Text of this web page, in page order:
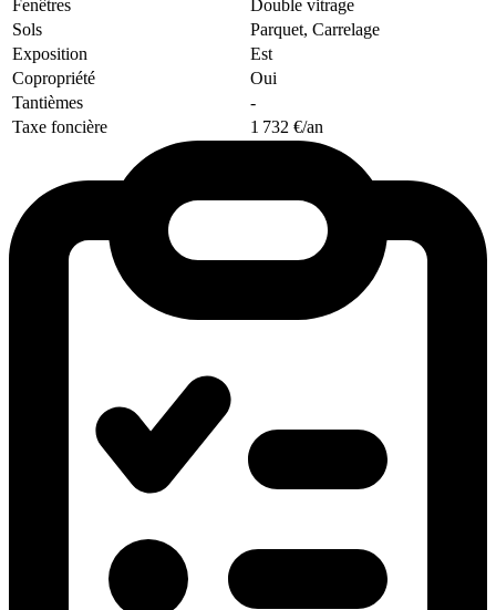
Fenêtres
Double vitrage
Sols
Parquet, Carrelage
Exposition
Est
Copropriété
Oui
Tantièmes
-
Taxe foncière
1 732 €/an